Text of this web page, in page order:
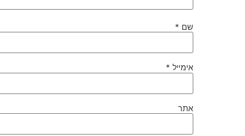
שם *
אימייל *
אתר